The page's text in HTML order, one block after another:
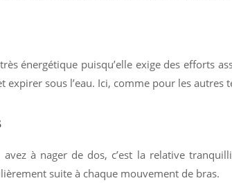
énergétique puisqu’elle exige des efforts
expirer sous l’eau. Ici, comme pour les
avez à nager de dos, c’est la relative
suite à chaque mouvement de bras.